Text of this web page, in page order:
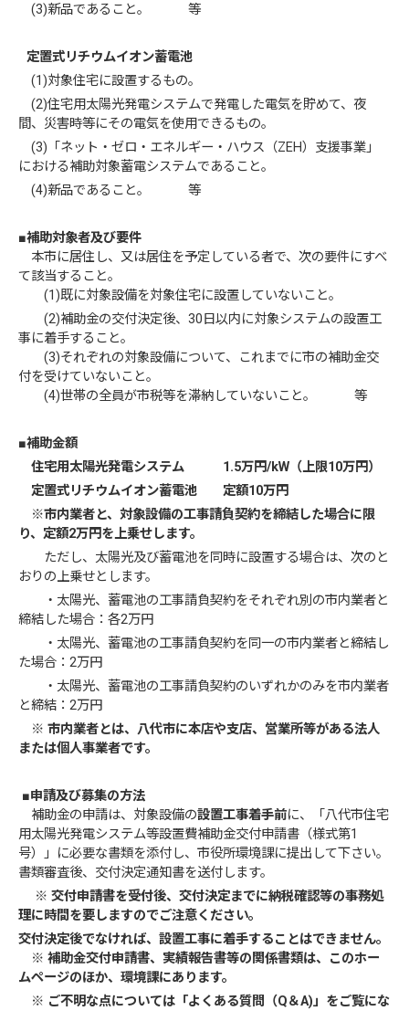
(3)新品であること。 等
定置式リチウムイオン蓄電池
(1)対象住宅に設置するもの。
(2)住宅用太陽光発電システムで発電した電気を貯めて、夜
間、災害時等にその電気を使用できるもの。
(3)「ネット・ゼロ・エネルギー・ハウス（ZEH）支援事業」
における補助対象蓄電システムであること。
(4)新品であること。 等
■補助対象者及び要件
本市に居住し、又は居住を予定している者で、次の要件にすべ
て該当すること。
(1)既に対象設備を対象住宅に設置していないこと。
(2)補助金の交付決定後、30日以内に対象システムの設置工
事に着手すること。
(3)それぞれの対象設備について、これまでに市の補助金交
付を受けていないこと。
(4)世帯の全員が市税等を滞納していないこと。 等
■補助金額
住宅用太陽光発電システム 1.5万円/kW（上限10万円）
定置式リチウムイオン蓄電池 定額10万円
※市内業者と、対象設備の工事請負契約を締結した場合に限
り、定額2万円を上乗せします。
ただし、太陽光及び蓄電池を同時に設置する場合は、次のと
おりの上乗せとします。
・太陽光、蓄電池の工事請負契約をそれぞれ別の市内業者と
締結した場合：各2万円
・太陽光、蓄電池の工事請負契約を同一の市内業者と締結し
た場合：2万円
・太陽光、蓄電池の工事請負契約のいずれかのみを市内業者
と締結：2万円
※ 市内業者とは、八代市に本店や支店、営業所等がある法人
または個人事業者です。
■申請及び募集の方法
補助金の申請は、対象設備の設置工事着手前に、「八代市住宅
用太陽光発電システム等設置費補助金交付申請書（様式第1
号）」に必要な書類を添付し、市役所環境課に提出して下さい。
書類審査後、交付決定通知書を送付します。
※ 交付申請書を受付後、交付決定までに納税確認等の事務処
理に時間を要しますのでご注意ください。
交付決定後でなければ、設置工事に着手することはできません。
※ 補助金交付申請書、実績報告書等の関係書類は、このホー
ムページのほか、環境課にあります。
※ ご不明な点については「よくある質問（Q＆A)」をご覧にな